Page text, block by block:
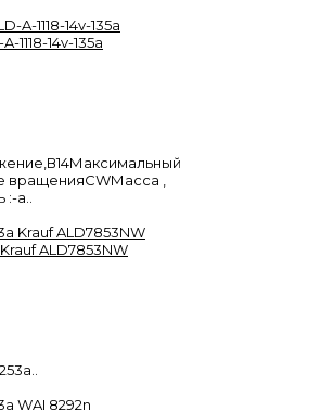
1118-14v-135a
вращенияCWМасса ,
а..
ALD7853NW